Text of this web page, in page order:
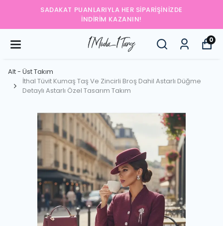
YENI SEZONUN EN ŞIK PARÇALARINI KEŞFEDIN
0
Alt - Üst Takım
İthal Tüvit Kumaş Taş Ve Zincirli Broş Dahil Astarlı Düğme
Detaylı Astarlı Özel Tasarım Takım